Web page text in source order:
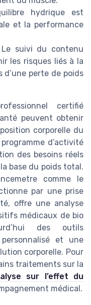
hydrique est
et la performance
suivi du contenu
les risques liés à la
perte de poids
certifié
peuvent obtenir
corporelle du
d’activité
des besoins réels
base du poids total.
comme le
par une prise
offre une analyse
médicaux de bio
des outils
et une
corporelle. Pour
traitements sur la
sur l’effet du
médical.